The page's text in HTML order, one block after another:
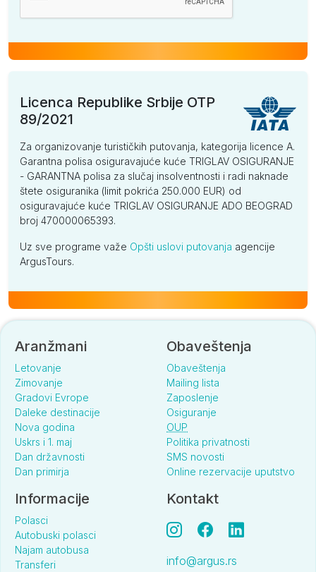
Licenca Republike Srbije OTP
89/2021
Za organizovanje turističkih putovanja, kategorija licence A.
Garantna polisa osiguravajuće kuće TRIGLAV OSIGURANJE
- GARANTNA polisa za slučaj insolventnosti i radi naknade
štete osiguranika (limit pokrića 250.000 EUR) od
osiguravajuće kuće TRIGLAV OSIGURANJE ADO BEOGRAD
broj 470000065393.
Uz sve programe važe Opšti uslovi putovanja agencije
ArgusTours.
Aranžmani
Letovanje
Zimovanje
Gradovi Evrope
Daleke destinacije
Nova godina
Uskrs i 1. maj
Dan državnosti
Dan primirja
Obaveštenja
Obaveštenja
Mailing lista
Zaposlenje
Osiguranje
OUP
Politika privatnosti
SMS novosti
Online rezervacije uputstvo
Informacije
Polasci
Autobuski polasci
Najam autobusa
Transferi
Kontakt
info@argus.rs